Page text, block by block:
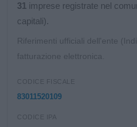
31 imprese registrate nel
capitali).
Riferimenti ufficiali dell'ente
fatturazione elettronica.
CODICE FISCALE
83011520109
CODICE IPA